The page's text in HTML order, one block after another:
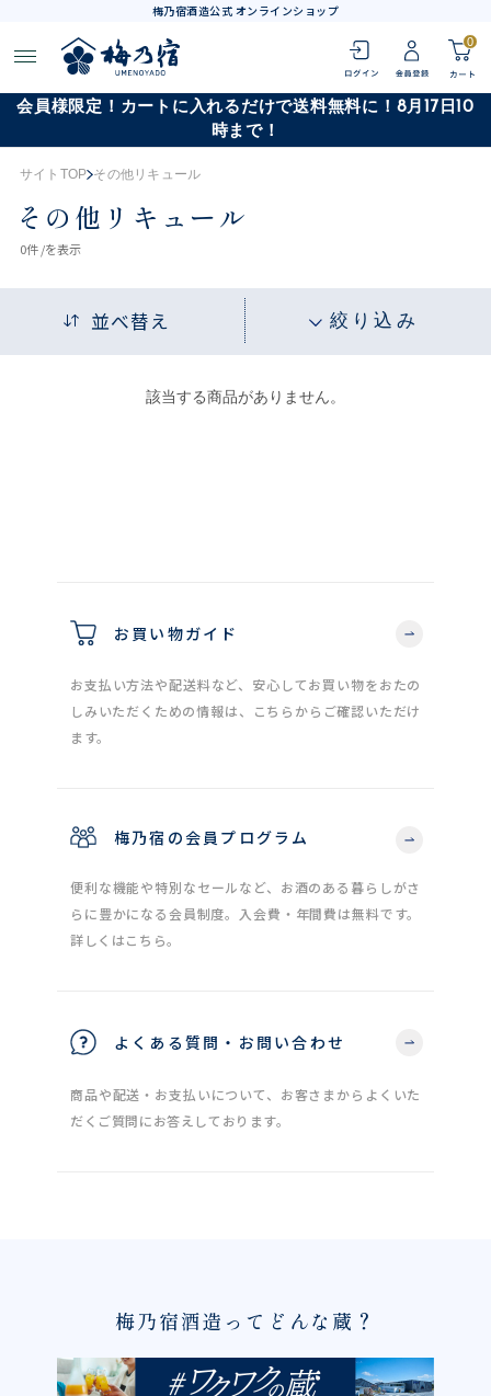
梅乃宿酒造公式 オンラインショップ
0
会員様限定！カートに入れるだけで送料無料に！8月17日10
時まで！
サイトTOP その他リキュール
その他リキュール
0件 /を表示
並べ替え 絞り込み
該当する商品がありません。
お買い物ガイド
お支払い方法や配送料など、安心してお買い物をおたの
しみいただくための情報は、こちらからご確認いただけ
ます。
梅乃宿の会員プログラム
便利な機能や特別なセールなど、お酒のある暮らしがさ
らに豊かになる会員制度。入会費・年間費は無料です。
詳しくはこちら。
よくある質問・お問い合わせ
商品や配送・お支払いについて、お客さまからよくいた
だくご質問にお答えしております。
梅乃宿酒造ってどんな蔵？